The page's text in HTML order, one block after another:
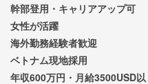
幹部登用・キャリアアップ可
女性が活躍
海外勤務経験者歓迎
ベトナム現地採用
年収600万円・月給3500USD以